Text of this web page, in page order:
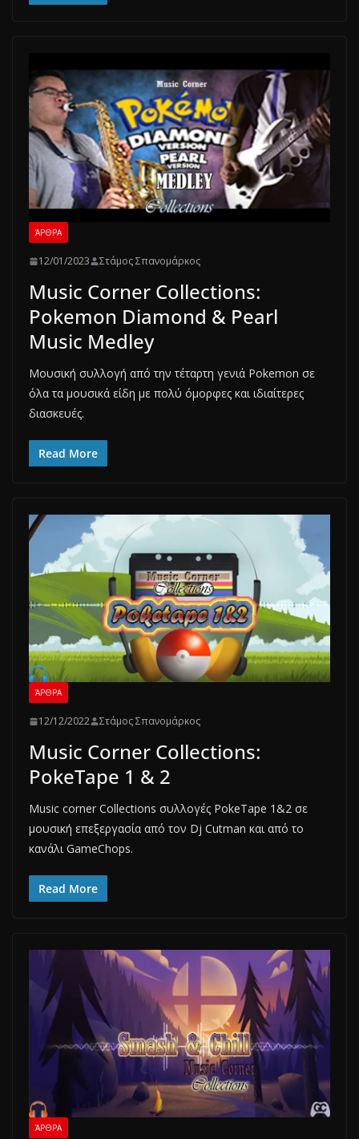
ΆΡΘΡΑ
12/01/2023 Στάμος Σπανομάρκος
Music Corner Collections:
Pokemon Diamond & Pearl
Music Medley
Μουσική συλλογή από την τέταρτη γενιά Pokemon σε
όλα τα μουσικά είδη με πολύ όμορφες και ιδιαίτερες
διασκευές.
Read More
ΆΡΘΡΑ
12/12/2022 Στάμος Σπανομάρκος
Music Corner Collections:
PokeTape 1 & 2
Music corner Collections συλλογές PokeTape 1&2 σε
μουσική επεξεργασία από τον Dj Cutman και από το
κανάλι GameChops.
Read More
ΆΡΘΡΑ